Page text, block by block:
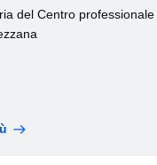
del Centro professionale